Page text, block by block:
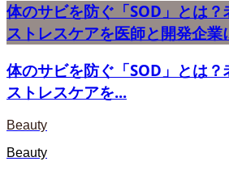
体のサビを防ぐ「SOD」とは
ストレスケアを医師と開発企業
体のサビを防ぐ「SOD」とは
ストレスケアを...
Beauty
Beauty